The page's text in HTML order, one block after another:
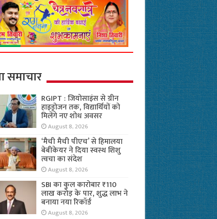
समाचार
RGIPT : जियोसाइंस से ग्रीन
हाइड्रोजन तक, विद्यार्थियों को
मिलेंगे नए शोध अवसर
August 8, 2026
‘मैची मैची पीएच’ से हिमालया
बेबीकेयर ने दिया स्वस्थ शिशु
त्वचा का संदेश
August 8, 2026
SBI का कुल कारोबार ₹110
लाख करोड़ के पार, शुद्ध लाभ ने
बनाया नया रिकॉर्ड
August 8, 2026